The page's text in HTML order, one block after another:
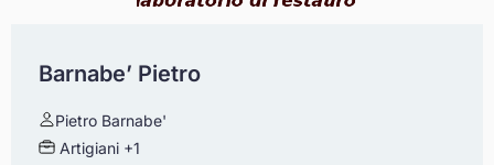
Barnabe’ Pietro
Pietro Barnabe'
Artigiani +1